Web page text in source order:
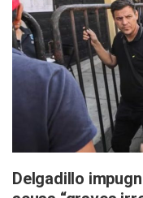
Bruno
Puerto
Delgadillo